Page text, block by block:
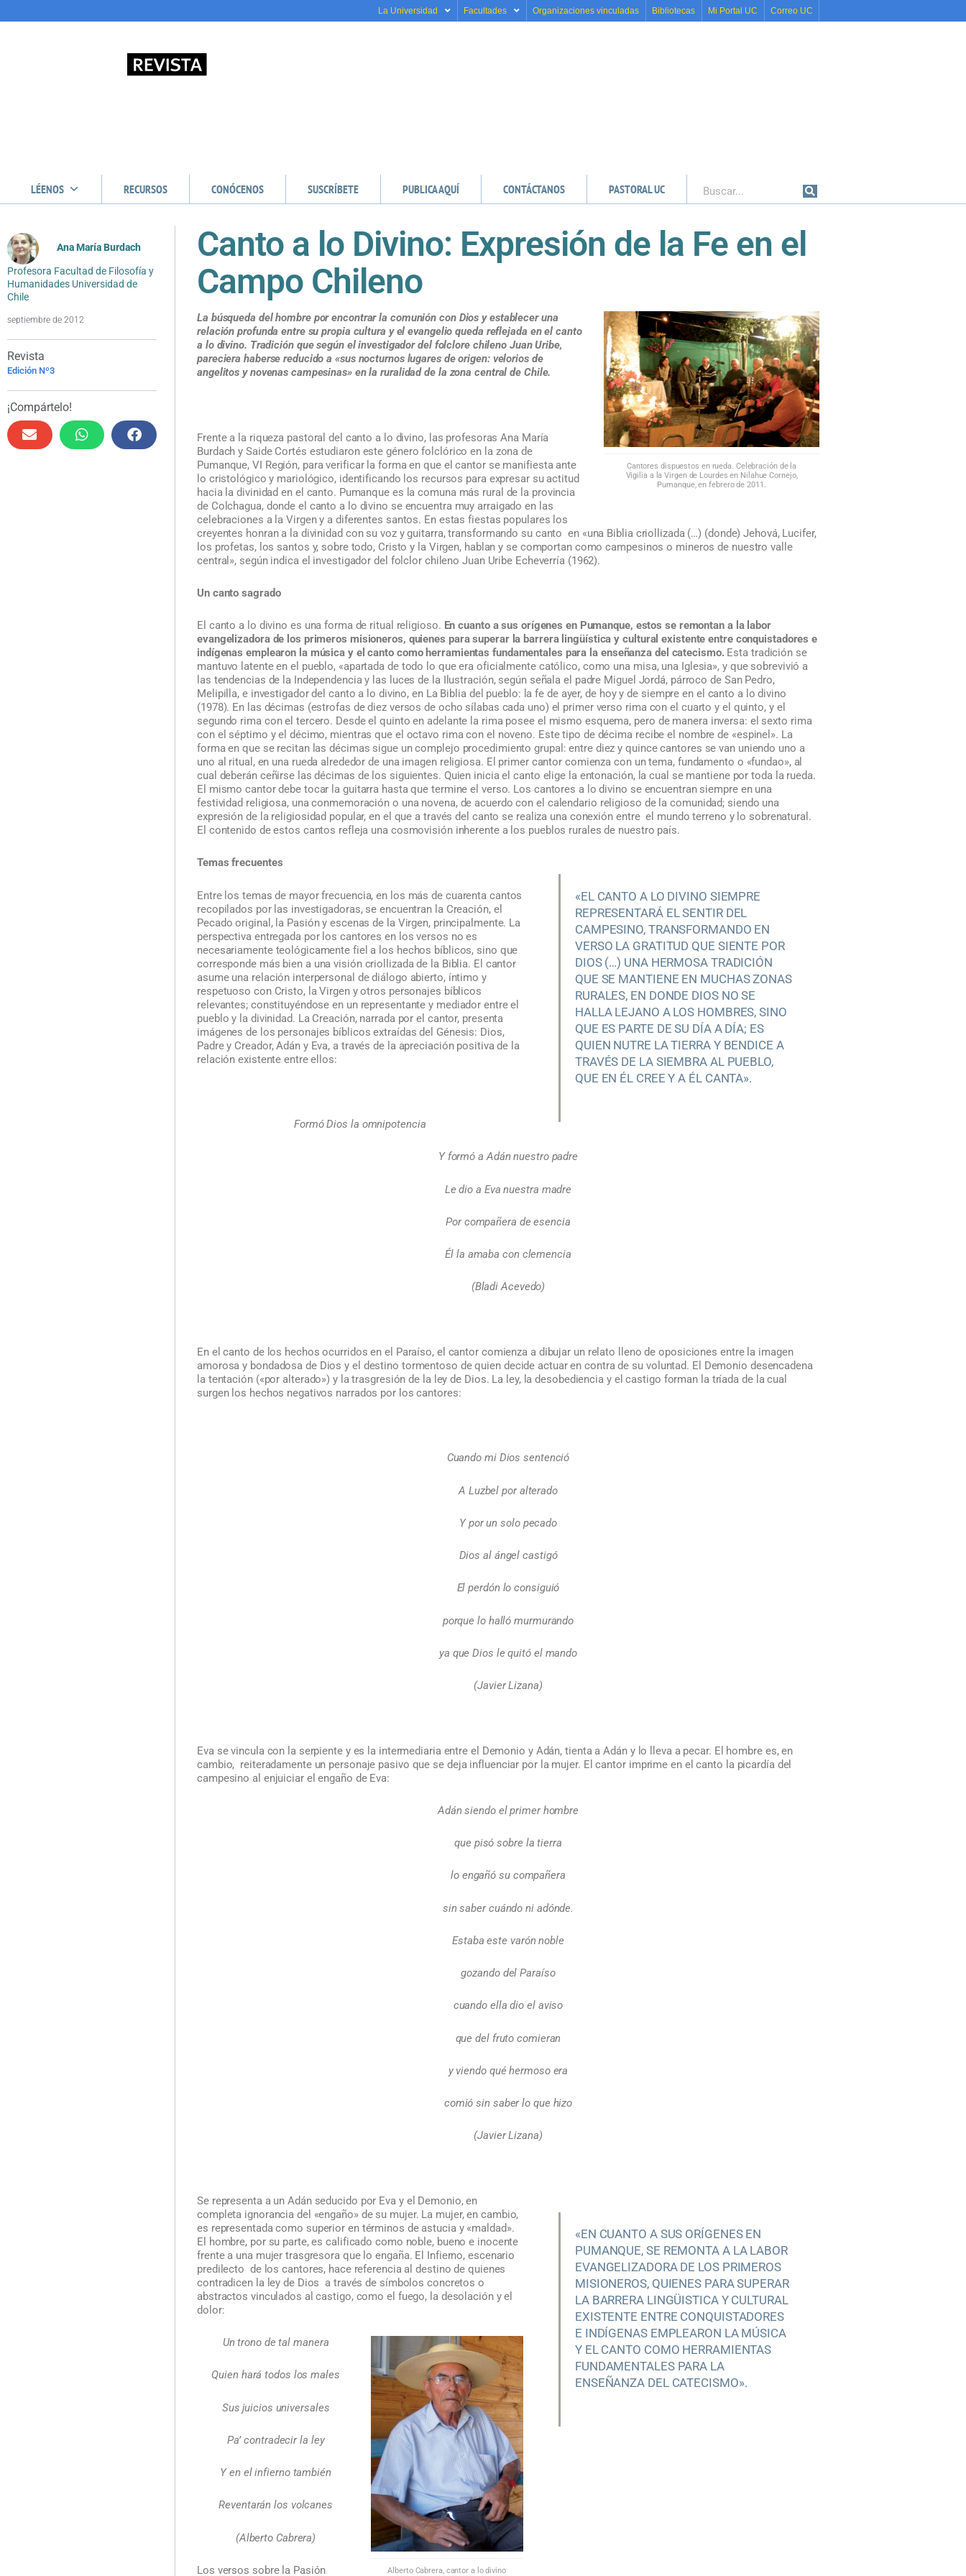
La Universidad Facultades Organizaciones vinculadas Bibliotecas Mi Portal UC Correo UC
LÉENOS RECURSOS CONÓCENOS SUSCRÍBETE PUBLICA AQUÍ CONTÁCTANOS PASTORAL UC Buscar
Ana María Burdach
Profesora Facultad de Filosofía y
Humanidades Universidad de
Chile
septiembre de 2012
Revista
Edición Nº3
¡Compártelo!
Canto a lo Divino: Expresión de la Fe en el
Campo Chileno
Cantores dispuestos en rueda. Celebración de la
Vigilia a la Virgen de Lourdes en Nilahue Cornejo,
Pumanque, en febrero de 2011.
La búsqueda del hombre por encontrar la comunión con Dios y establecer una
relación profunda entre su propia cultura y el evangelio queda reflejada en el canto
a lo divino. Tradición que según el investigador del folclore chileno Juan Uribe,
pareciera haberse reducido a «sus nocturnos lugares de origen: velorios de
angelitos y novenas campesinas» en la ruralidad de la zona central de Chile.
Frente a la riqueza pastoral del canto a lo divino, las profesoras Ana María
Burdach y Saide Cortés estudiaron este género folclórico en la zona de
Pumanque, VI Región, para verificar la forma en que el cantor se manifiesta ante
lo cristológico y mariológico, identificando los recursos para expresar su actitud
hacia la divinidad en el canto. Pumanque es la comuna más rural de la provincia
de Colchagua, donde el canto a lo divino se encuentra muy arraigado en las
celebraciones a la Virgen y a diferentes santos. En estas fiestas populares los
creyentes honran a la divinidad con su voz y guitarra, transformando su canto en «una Biblia criollizada (…) (donde) Jehová, Lucifer,
los profetas, los santos y, sobre todo, Cristo y la Virgen, hablan y se comportan como campesinos o mineros de nuestro valle
central», según indica el investigador del folclor chileno Juan Uribe Echeverría (1962).
Un canto sagrado
El canto a lo divino es una forma de ritual religioso. En cuanto a sus orígenes en Pumanque, estos se remontan a la labor
evangelizadora de los primeros misioneros, quienes para superar la barrera lingüística y cultural existente entre conquistadores e
indígenas emplearon la música y el canto como herramientas fundamentales para la enseñanza del catecismo.Esta tradición se
mantuvo latente en el pueblo, «apartada de todo lo que era oficialmente católico, como una misa, una Iglesia», y que sobrevivió a
las tendencias de la Independencia y las luces de la Ilustración, según señala el padre Miguel Jordá, párroco de San Pedro,
Melipilla, e investigador del canto a lo divino, en La Biblia del pueblo: la fe de ayer, de hoy y de siempre en el canto a lo divino
(1978). En las décimas (estrofas de diez versos de ocho sílabas cada uno) el primer verso rima con el cuarto y el quinto, y el
segundo rima con el tercero. Desde el quinto en adelante la rima posee el mismo esquema, pero de manera inversa: el sexto rima
con el séptimo y el décimo, mientras que el octavo rima con el noveno. Este tipo de décima recibe el nombre de «espinel». La
forma en que se recitan las décimas sigue un complejo procedimiento grupal: entre diez y quince cantores se van uniendo uno a
uno al ritual, en una rueda alrededor de una imagen religiosa. El primer cantor comienza con un tema, fundamento o «fundao», al
cual deberán ceñirse las décimas de los siguientes. Quien inicia el canto elige la entonación, la cual se mantiene por toda la rueda.
El mismo cantor debe tocar la guitarra hasta que termine el verso. Los cantores a lo divino se encuentran siempre en una
festividad religiosa, una conmemoración o una novena, de acuerdo con el calendario religioso de la comunidad; siendo una
expresión de la religiosidad popular, en el que a través del canto se realiza una conexión entre el mundo terreno y lo sobrenatural.
El contenido de estos cantos refleja una cosmovisión inherente a los pueblos rurales de nuestro país.
«EL CANTO A LO DIVINO SIEMPRE
REPRESENTARÁ EL SENTIR DEL
CAMPESINO, TRANSFORMANDO EN
VERSO LA GRATITUD QUE SIENTE POR
DIOS (…) UNA HERMOSA TRADICIÓN
QUE SE MANTIENE EN MUCHAS ZONAS
RURALES, EN DONDE DIOS NO SE
HALLA LEJANO A LOS HOMBRES, SINO
QUE ES PARTE DE SU DÍA A DÍA; ES
QUIEN NUTRE LA TIERRA Y BENDICE A
TRAVÉS DE LA SIEMBRA AL PUEBLO,
QUE EN ÉL CREE Y A ÉL CANTA».
Temas frecuentes
Entre los temas de mayor frecuencia, en los más de cuarenta cantos
recopilados por las investigadoras, se encuentran la Creación, el
Pecado original, la Pasión y escenas de la Virgen, principalmente. La
perspectiva entregada por los cantores en los versos no es
necesariamente teológicamente fiel a los hechos bíblicos, sino que
corresponde más bien a una visión criollizada de la Biblia. El cantor
asume una relación interpersonal de diálogo abierto, íntimo y
respetuoso con Cristo, la Virgen y otros personajes bíblicos
relevantes; constituyéndose en un representante y mediador entre el
pueblo y la divinidad. La Creación, narrada por el cantor, presenta
imágenes de los personajes bíblicos extraídas del Génesis: Dios,
Padre y Creador, Adán y Eva, a través de la apreciación positiva de la
relación existente entre ellos:
Formó Dios la omnipotencia
Y formó a Adán nuestro padre
Le dio a Eva nuestra madre
Por compañera de esencia
Él la amaba con clemencia
(Bladi Acevedo)
En el canto de los hechos ocurridos en el Paraíso, el cantor comienza a dibujar un relato lleno de oposiciones entre la imagen
amorosa y bondadosa de Dios y el destino tormentoso de quien decide actuar en contra de su voluntad. El Demonio desencadena
la tentación («por alterado») y la trasgresión de la ley de Dios. La ley, la desobediencia y el castigo forman la tríada de la cual
surgen los hechos negativos narrados por los cantores:
Cuando mi Dios sentenció
A Luzbel por alterado
Y por un solo pecado
Dios al ángel castigó
El perdón lo consiguió
porque lo halló murmurando
ya que Dios le quitó el mando
(Javier Lizana)
Eva se vincula con la serpiente y es la intermediaria entre el Demonio y Adán, tienta a Adán y lo lleva a pecar. El hombre es, en
cambio, reiteradamente un personaje pasivo que se deja influenciar por la mujer. El cantor imprime en el canto la picardía del
campesino al enjuiciar el engaño de Eva:
Adán siendo el primer hombre
que pisó sobre la tierra
lo engañó su compañera
sin saber cuándo ni adónde.
Estaba este varón noble
gozando del Paraíso
cuando ella dio el aviso
que del fruto comieran
y viendo qué hermoso era
comió sin saber lo que hizo
(Javier Lizana)
«EN CUANTO A SUS ORÍGENES EN
PUMANQUE, SE REMONTA A LA LABOR
EVANGELIZADORA DE LOS PRIMEROS
MISIONEROS, QUIENES PARA SUPERAR
LA BARRERA LINGÜISTICA Y CULTURAL
EXISTENTE ENTRE CONQUISTADORES
E INDÍGENAS EMPLEARON LA MÚSICA
Y EL CANTO COMO HERRAMIENTAS
FUNDAMENTALES PARA LA
ENSEÑANZA DEL CATECISMO».
Se representa a un Adán seducido por Eva y el Demonio, en
completa ignorancia del «engaño» de su mujer. La mujer, en cambio,
es representada como superior en términos de astucia y «maldad».
El hombre, por su parte, es calificado como noble, bueno e inocente
frente a una mujer trasgresora que lo engaña. El Infierno, escenario
predilecto de los cantores, hace referencia al destino de quienes
contradicen la ley de Dios a través de símbolos concretos o
abstractos vinculados al castigo, como el fuego, la desolación y el
dolor:
Alberto Cabrera, cantor a lo divino
Un trono de tal manera
Quien hará todos los males
Sus juicios universales
Pa’ contradecir la ley
Y en el infierno también
Reventarán los volcanes
(Alberto Cabrera)
Los versos sobre la Pasión